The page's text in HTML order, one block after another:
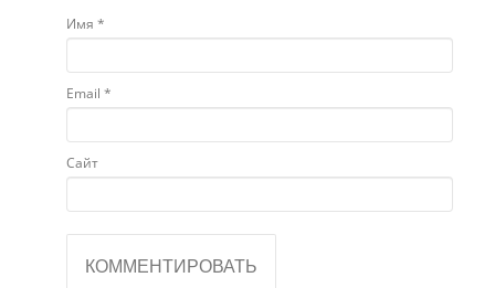
Имя *
Email *
Сайт